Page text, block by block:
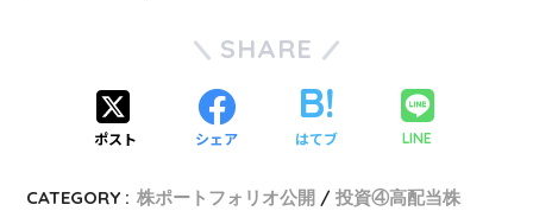
SHARE
ポスト シェア はてブ LINE
CATEGORY : 株ポートフォリオ公開 投資④高配当株